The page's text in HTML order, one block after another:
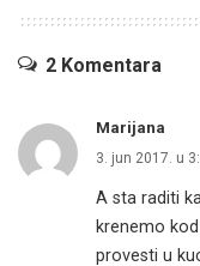
2 Komentara
Marijana
3. jun 2017. u
A sta raditi
krenemo
provesti u